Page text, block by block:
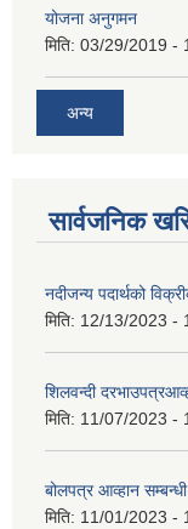
योजना अनुगमन
मिति: 03/29/2019 -
अन्य
सार्वजनिक
नदीजन्य पदार्थको
मिति: 12/13/2023 -
शिलवन्दी
मिति: 11/07/2023 -
बोलपत्र आव्हान
मिति: 11/01/2023 -